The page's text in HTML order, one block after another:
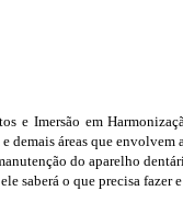
e Imersão em
demais áreas que envolvem
do aparelho
saberá o que precisa fazer